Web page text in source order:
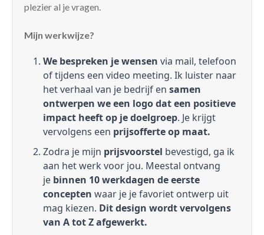
plezier al je vragen.
Mijn werkwijze?
We bespreken je wensen via mail, telefoon
of tijdens een video meeting. Ik luister naar
het verhaal van je bedrijf en samen
ontwerpen we een logo dat een positieve
impact heeft op je doelgroep. Je krijgt
vervolgens een prijsofferte op maat.
Zodra je mijn prijsvoorstel bevestigd, ga ik
aan het werk voor jou. Meestal ontvang
je binnen 10 werkdagen de eerste
concepten waar je je favoriet ontwerp uit
mag kiezen. Dit design wordt vervolgens
van A tot Z afgewerkt.